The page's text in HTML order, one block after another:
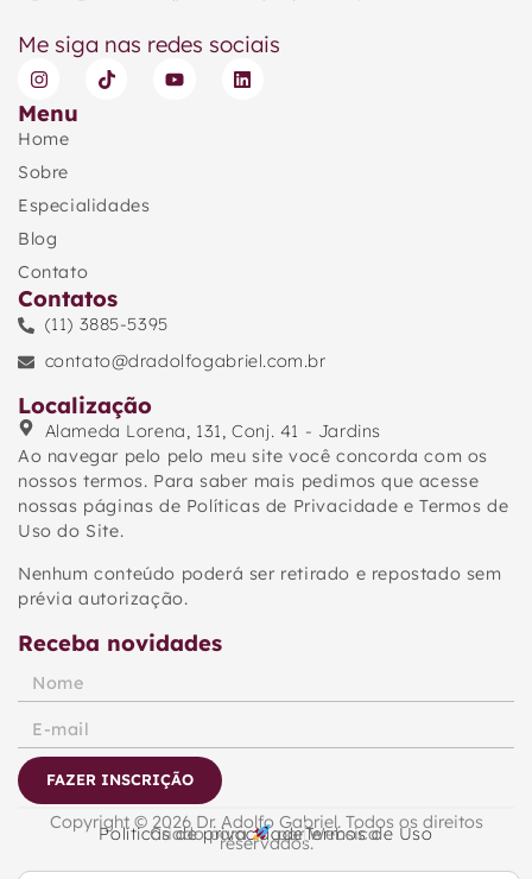
Me siga nas redes sociais
Menu
Home
Sobre
Especialidades
Blog
Contato
Contatos
(11) 3885-5395
contato@dradolfogabriel.com.br
Localização
Alameda Lorena, 131, Conj. 41 - Jardins
Ao navegar pelo pelo meu site você concorda com os
nossos termos. Para saber mais pedimos que acesse
nossas páginas de Políticas de Privacidade e Termos de
Uso do Site.
Nenhum conteúdo poderá ser retirado e repostado sem
prévia autorização.
Receba novidades
FAZER INSCRIÇÃO
Copyright © 2026 Dr. Adolfo Gabriel. Todos os direitos
reservados.
Políticas de privacidadeTermos de Uso
Criado para por Websical